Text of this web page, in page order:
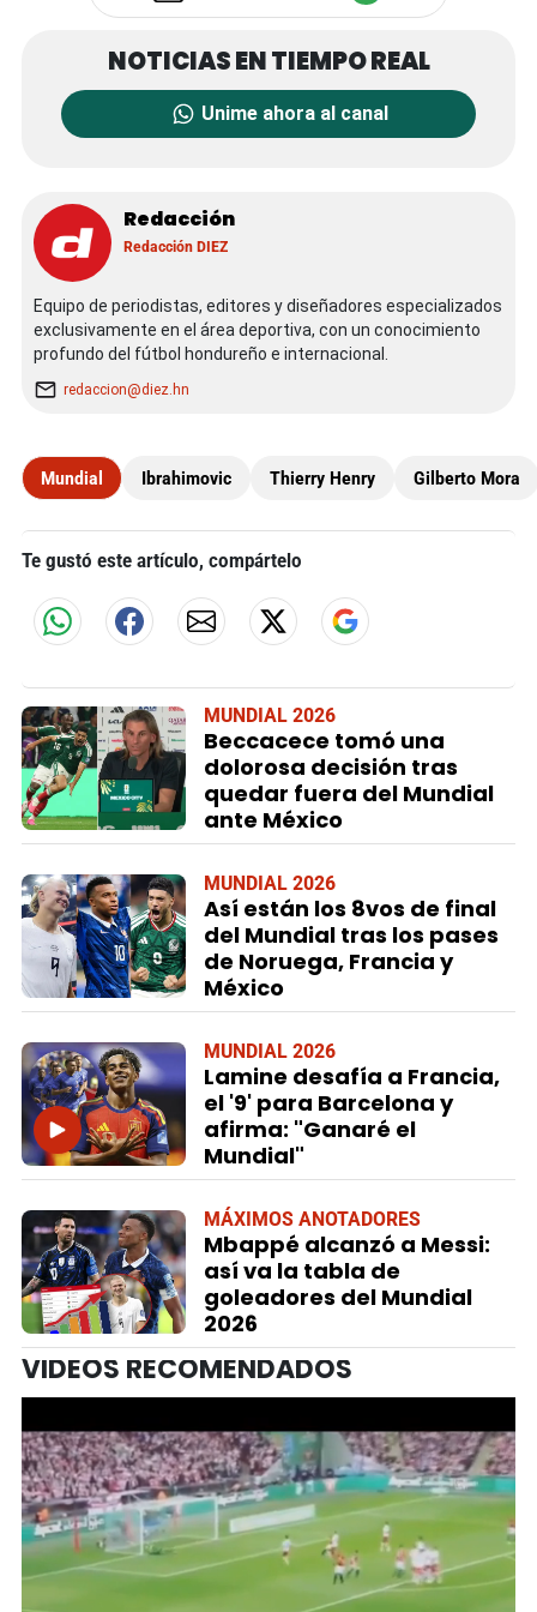
Unime ahora al canal
Redacción
Redacción DIEZ
Equipo de periodistas, editores y diseñadores especializados
exclusivamente en el área deportiva, con un conocimiento
profundo del fútbol hondureño e internacional.
redaccion@diez.hn
Mundial Ibrahimovic Thierry Henry Gilberto Mora
Te gustó este artículo, compártelo
MUNDIAL 2026
Beccacece tomó una
dolorosa decisión tras
quedar fuera del Mundial
ante México
MUNDIAL 2026
Así están los 8vos de final
del Mundial tras los pases
de Noruega, Francia y
México
MUNDIAL 2026
Lamine desafía a Francia,
el '9' para Barcelona y
afirma: "Ganaré el
Mundial"
MÁXIMOS ANOTADORES
Mbappé alcanzó a Messi:
así va la tabla de
goleadores del Mundial
2026
VIDEOS RECOMENDADOS
Próximo